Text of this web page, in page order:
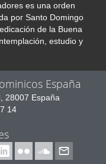
es una orden
por Santo Domingo
de la Buena
estudio y
España
28007 España
14